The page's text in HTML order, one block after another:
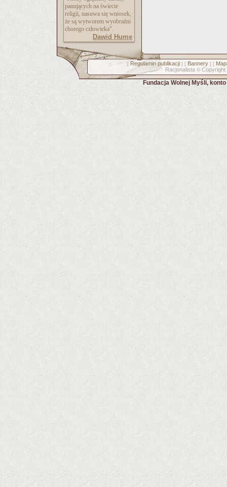
panujących na świecie
religii, nasuwa się wniosek,
że są wytworem wyobraźni
chorego człowieka".
Dawid Hume
[ Regulamin publikacji] [ Bannery] [
Racjonalista © Copyright
Fundacja Wolnej Myśli,